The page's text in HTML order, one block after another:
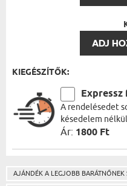
ADJ
KIEGÉSZÍTŐK:
A rendelésedet
késedelem
Ár: 1800 Ft
AJÁNDÉK A LEGJOBB BARÁTNŐNEK